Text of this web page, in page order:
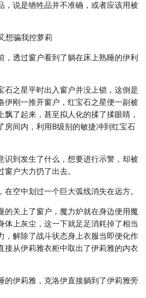
，说是牺牲品并不准确，或者应该用被
想骗我控萝莉
，透过窗户看到了躺在床上熟睡的伊利
石之星平时出入窗户并没上锁，这倒是
伊刚一推开窗户，红宝石之星便一副被
飘了起来，甚至拟人化的揉了揉眼睛，
房间内，利用B级别的敏捷冲到红宝石
识到发生了什么，想要进行示警，却被
户大力扔了出去。
在空中划过一个巨大弧线消失在远方。
的关上了窗户，魔力炉就在身边便用魔
体上灰尘，这一下就足足消耗掉了相当
，解除了战斗状态身上衣服当即便化作
接从伊莉雅衣柜中取出了伊莉雅的内衣
的伊莉雅，克洛伊直接躺到了伊莉雅旁